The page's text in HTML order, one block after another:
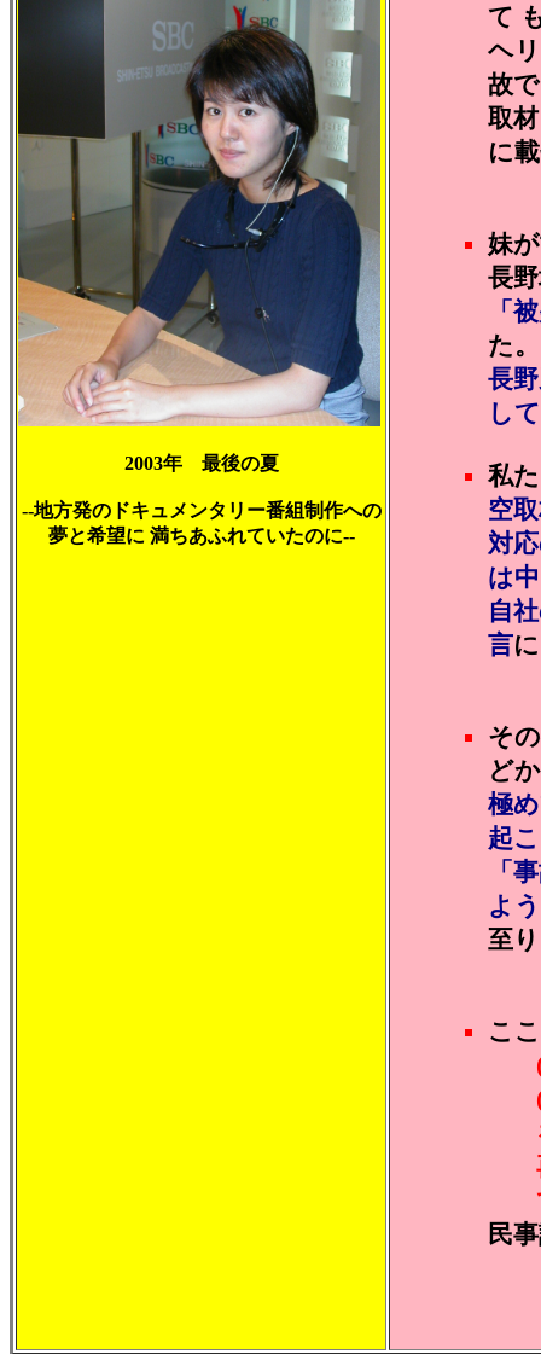
2003年 最後の夏
--地方発のドキュメンタリー番組制作への
夢と希望に 満ちあふれていたのに--
て
ヘ
故
取
に
妹
長
「
た。
長
し
私
空
対
は
自
言
そ
ど
極
起
「
よ
至
こ
民